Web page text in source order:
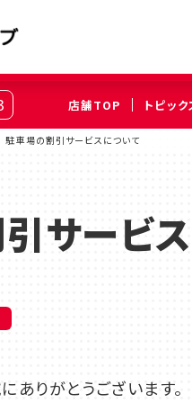
大井町
相模原
（さいたま市浦和区）
店舗TOP トピック
駐車場の割引サービスについて
サービ
ありがとうございます。